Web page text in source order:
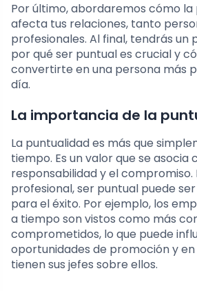
Por último, abordaremos cómo la
afecta tus relaciones, tanto
profesionales. Al final, tendrás un
por qué ser puntual es crucial y
convertirte en una persona más
día.
La importancia de la
La puntualidad es más que
tiempo. Es un valor que se asocia
responsabilidad y el compromiso.
profesional, ser puntual puede
para el éxito. Por ejemplo, los
a tiempo son vistos como más
comprometidos, lo que puede
oportunidades de promoción y
tienen sus jefes sobre ellos.